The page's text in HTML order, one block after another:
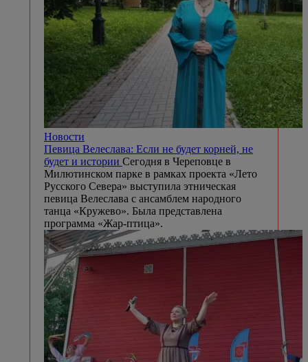
Новости
Певица Велеслава: Если не будет корней, не
будет и истории Сегодня в Череповце в
Милютинском парке в рамках проекта «Лето
Русского Севера» выступила этническая
певица Велеслава с ансамблем народного
танца «Кружево». Была представлена
программа «Жар-птица».